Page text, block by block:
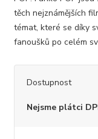
těch nejznámějších
témat, které se díky
fanoušků po celém
Dostupnost
Nejsme plátci